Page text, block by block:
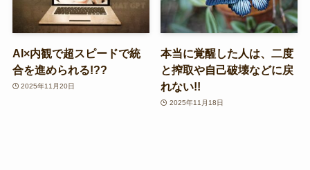
AI×内観で超スピードで統
合を進められる!??
2025年11月20日
本当に覚醒した人は、二度
と搾取や自己破壊などに戻
れない!!
2025年11月18日